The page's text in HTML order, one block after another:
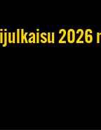
2026